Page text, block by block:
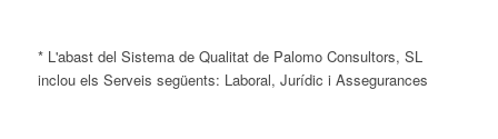
* L'abast del Sistema de Qualitat de Palomo Consultors, SL
inclou els Serveis següents: Laboral, Jurídic i Assegurances